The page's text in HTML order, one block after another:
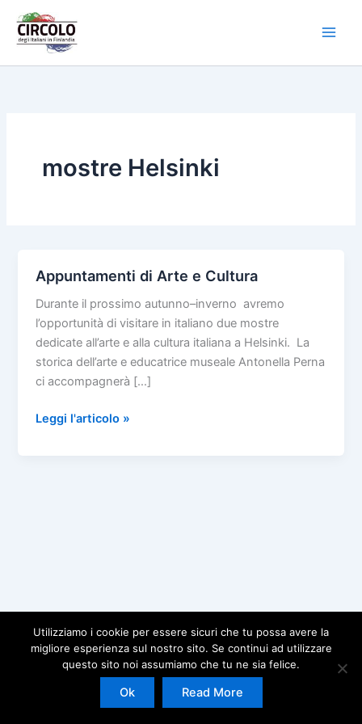
contenuto
mostre Helsinki
Appuntamenti di Arte e Cultura
Durante il prossimo autunno–inverno avremo
l’opportunità di visitare in italiano due mostre
dedicate all’arte e alla cultura italiana a Helsinki. La
storica dell’arte e educatrice museale Antonella Perna
ci accompagnerà […]
Appuntamenti
Leggi l'articolo »
Copyright © 2026 | Powered byTema WordPress Astra
Utilizziamo i cookie per essere sicuri che tu possa avere la
migliore esperienza sul nostro sito. Se continui ad utilizzare
questo sito noi assumiamo che tu ne sia felice.
Ok Read More